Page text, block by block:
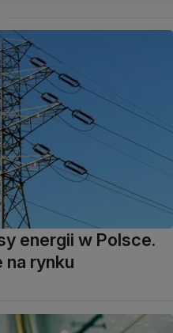
energii w Polsce.
na rynku